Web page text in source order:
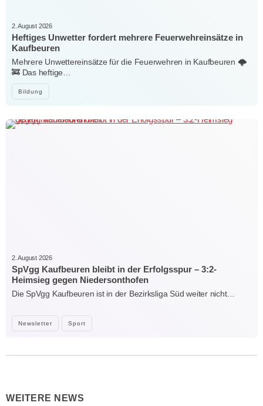
Bildung
2. August 2026
Heftiges Unwetter fordert mehrere Feuerwehreinsätze in
Kaufbeuren
Mehrere Unwettereinsätze für die Feuerwehren in Kaufbeuren 🌩️
🚒 Das heftige…
Newsletter Sport
2. August 2026
SpVgg Kaufbeuren bleibt in der Erfolgsspur – 3:2-
Heimsieg gegen Niedersonthofen
Die SpVgg Kaufbeuren ist in der Bezirksliga Süd weiter nicht…
WEITERE NEWS